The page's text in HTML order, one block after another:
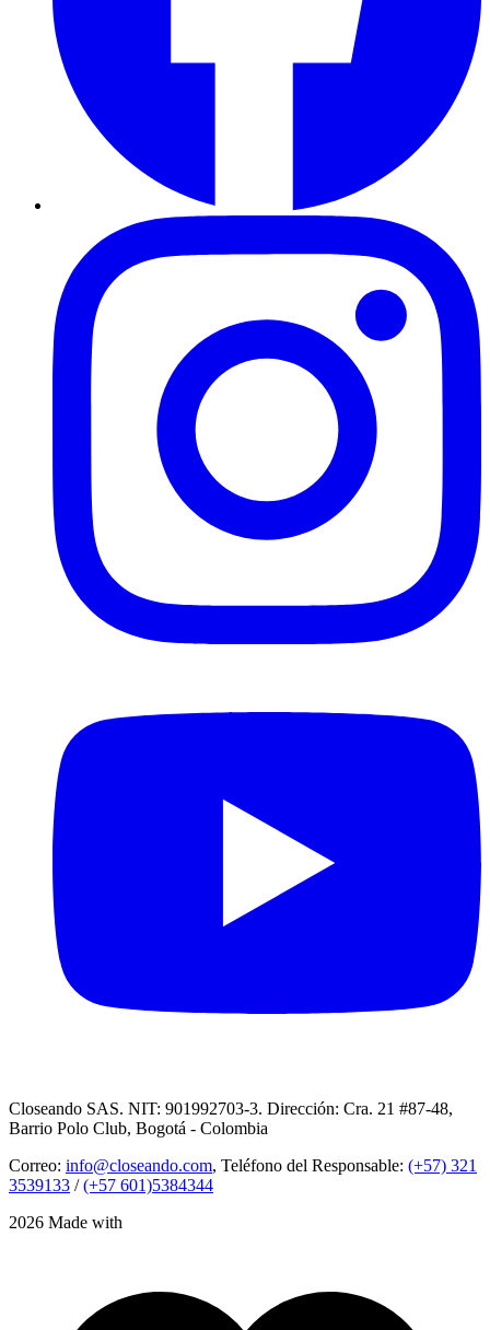
Closeando SAS. NIT: 901992703-3. Dirección: Cra. 21 #87-48,
Barrio Polo Club, Bogotá - Colombia
Correo: info@closeando.com, Teléfono del Responsable: (+57) 321
3539133 /(+57 601)5384344
2026 Made with